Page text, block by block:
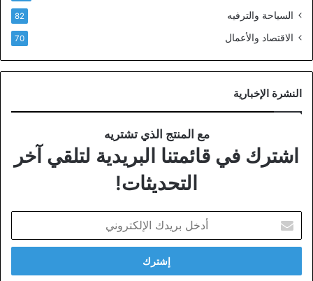
السياحة والترفيه 82
الاقتصاد والأعمال 70
النشرة الإخبارية
مع المنتج الذي تشتريه
اشترك في قائمتنا البريدية لتلقي آخر
التحديثات!
بريدك
الإلكتروني